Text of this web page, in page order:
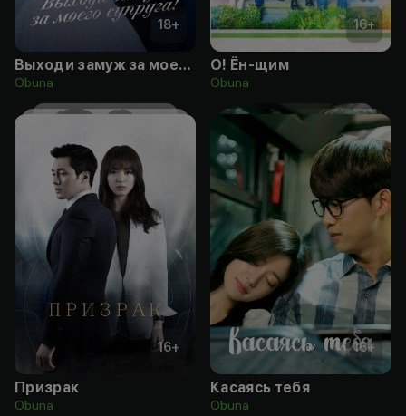
18+
Выходи замуж за моего супруга!
Obuna
16+
О! Ён-щим
Obuna
16+
Призрак
Obuna
16+
Касаясь тебя
Obuna